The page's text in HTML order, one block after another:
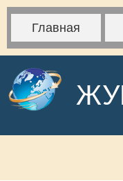
Главная